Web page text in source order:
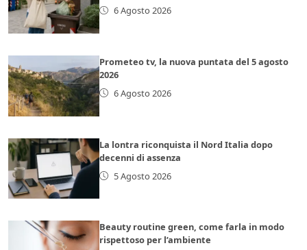
6 Agosto 2026
Prometeo tv, la nuova puntata del 5 agosto
2026
6 Agosto 2026
La lontra riconquista il Nord Italia dopo
decenni di assenza
5 Agosto 2026
Beauty routine green, come farla in modo
rispettoso per l’ambiente